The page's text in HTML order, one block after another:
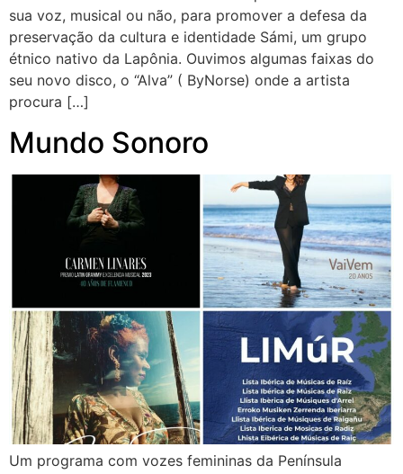
sua voz, musical ou não, para promover a defesa da
preservação da cultura e identidade Sámi, um grupo
étnico nativo da Lapônia. Ouvimos algumas faixas do
seu novo disco, o “Alva” ( ByNorse) onde a artista
procura […]
Mundo Sonoro
Um programa com vozes femininas da Península